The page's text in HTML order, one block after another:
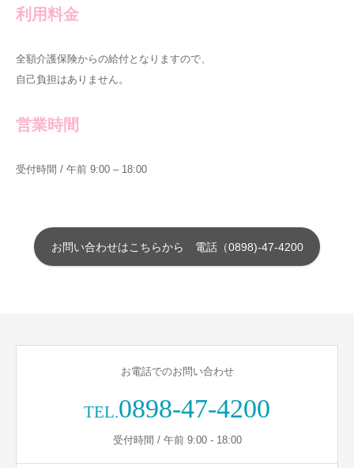
利用料金
全額介護保険からの給付となりますので、
自己負担はありません。
営業時間
受付時間 / 午前 9:00 – 18:00
お問い合わせはこちらから 電話（0898)-47-4200
お電話でのお問い合わせ
TEL.0898-47-4200
受付時間 / 午前 9:00 - 18:00